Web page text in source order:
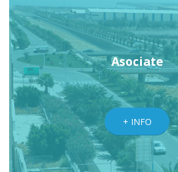
Asociate
+ INFO